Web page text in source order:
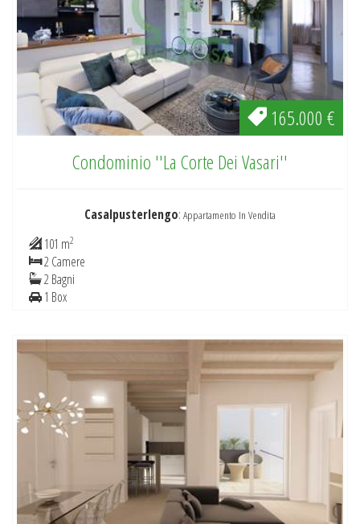
165.000 €
Condominio ''La Corte Dei Vasari''
Casalpusterlengo: Appartamento In Vendita
101 m2
2 Camere
2 Bagni
1 Box